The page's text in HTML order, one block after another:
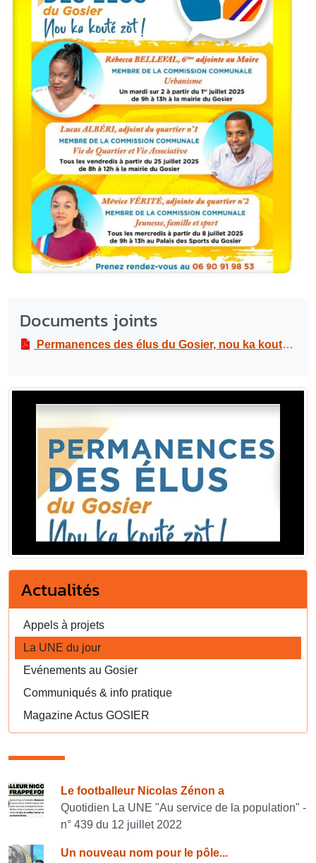
Documents joints
Permanences des élus du Gosier, nou ka kouté zot !
Actualités
Appels à projets
La UNE du jour
Evénements au Gosier
Communiqués & info pratique
Magazine Actus GOSIER
Consulter également
Le footballeur Nicolas Zénon a
Quotidien La UNE "Au service de la population" -
n° 439 du 12 juillet 2022
Un nouveau nom pour le pôle...